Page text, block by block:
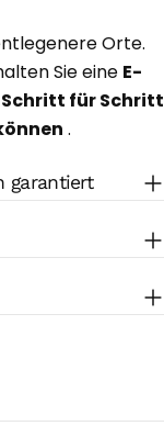
Orte.
Sie eine E-
Schritt für Schritt
.
garantiert